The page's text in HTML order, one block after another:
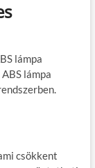
lámpa
lámpa
csökkent